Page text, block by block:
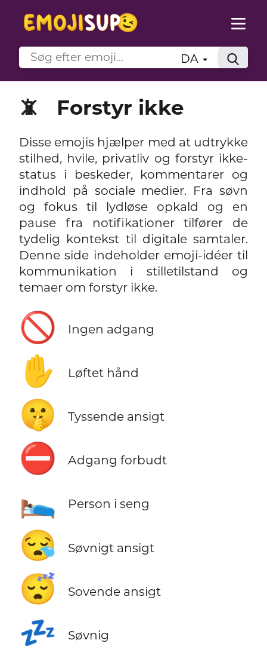
DA
📵 Forstyr ikke
Disse emojis hjælper med at udtrykke
stilhed, hvile, privatliv og forstyr ikke-
status i beskeder, kommentarer og
indhold på sociale medier. Fra søvn
og fokus til lydløse opkald og en
pause fra notifikationer tilfører de
tydelig kontekst til digitale samtaler.
Denne side indeholder emoji-idéer til
kommunikation i stilletilstand og
temaer om forstyr ikke.
🚫 Ingen adgang
✋ Løftet hånd
🤫 Tyssende ansigt
⛔ Adgang forbudt
🛌 Person i seng
😪 Søvnigt ansigt
😴 Sovende ansigt
💤 Søvnig